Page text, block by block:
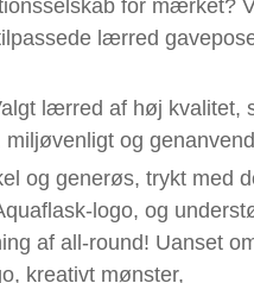
for mærket?
lærred
lærred af høj kvalitet,
miljøvenligt og
og generøs, trykt med
logo, og
af all-round! Uanset
kreativt mønster,